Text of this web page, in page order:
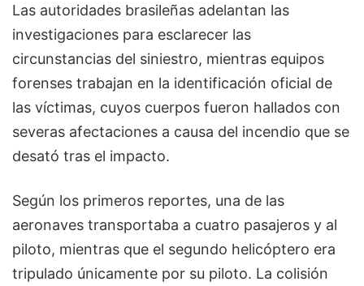
Las autoridades brasileñas adelantan las
investigaciones para esclarecer las
circunstancias del siniestro, mientras equipos
forenses trabajan en la identificación oficial de
las víctimas, cuyos cuerpos fueron hallados con
severas afectaciones a causa del incendio que se
desató tras el impacto.
Según los primeros reportes, una de las
aeronaves transportaba a cuatro pasajeros y al
piloto, mientras que el segundo helicóptero era
tripulado únicamente por su piloto. La colisión